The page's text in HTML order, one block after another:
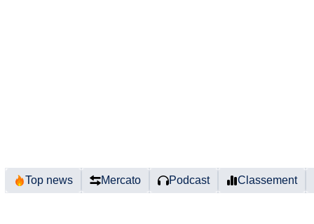
Top news Mercato Podcast Classement